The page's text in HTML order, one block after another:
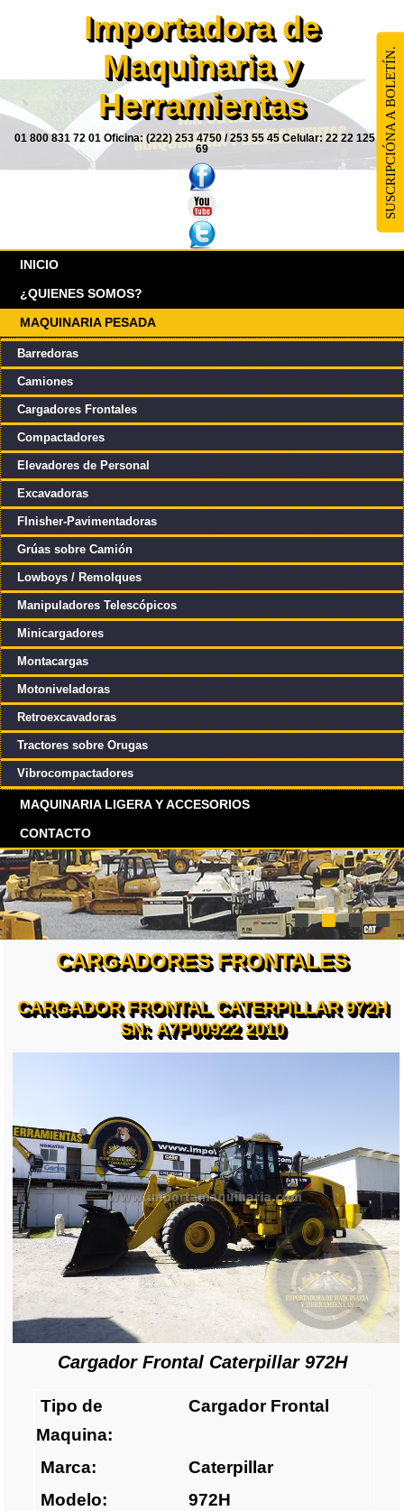
Importadora de
Maquinaria y
Herramientas
01 800 831 72 01 Oficina: (222) 253 4750 / 253 55 45 Celular: 22 22 125 85
69
INICIO
¿QUIENES SOMOS?
MAQUINARIA PESADA
Barredoras
Camiones
Cargadores Frontales
Compactadores
Elevadores de Personal
Excavadoras
FInisher-Pavimentadoras
Grúas sobre Camión
Lowboys / Remolques
Manipuladores Telescópicos
Minicargadores
Montacargas
Motoniveladoras
Retroexcavadoras
Tractores sobre Orugas
Vibrocompactadores
MAQUINARIA LIGERA Y ACCESORIOS
CONTACTO
CARGADORES FRONTALES
CARGADOR FRONTAL CATERPILLAR 972H
SN: A7P00922 2010
Cargador Frontal Caterpillar 972H
Tipo de
Maquina:
Cargador Frontal
Marca:
Caterpillar
Modelo:
972H
SUSCRIPCIÓNA A BOLETÍN.